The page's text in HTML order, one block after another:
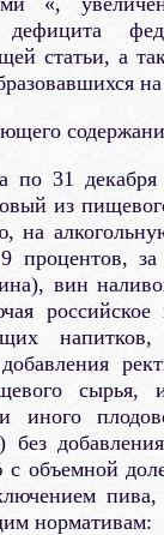
дефицита
статьи, а
по 31
из
на
процентов,
вин
сырья,
иного
объемной
нормативам: